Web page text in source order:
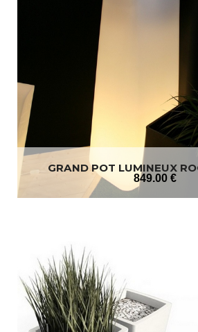
GRAND POT LUMINEUX
849.00 €